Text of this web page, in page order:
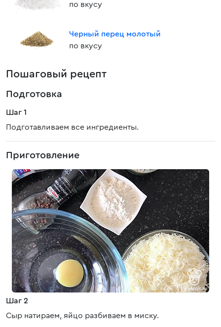
по вкусу
Черный перец молотый
по вкусу
Пошаговый рецепт
Подготовка
Шаг 1
Подготавливаем все ингредиенты.
Приготовление
Шаг 2
Сыр натираем, яйцо разбиваем в миску.